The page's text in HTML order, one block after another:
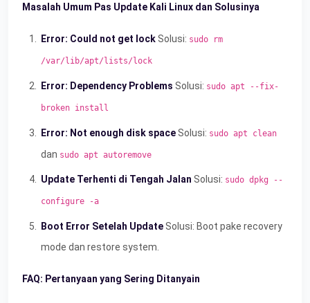
Masalah Umum Pas Update Kali Linux dan Solusinya
Error: Could not get lock Solusi: sudo rm
/var/lib/apt/lists/lock
Error: Dependency Problems Solusi: sudo apt --fix-
broken install
Error: Not enough disk space Solusi: sudo apt clean
dan sudo apt autoremove
Update Terhenti di Tengah Jalan Solusi: sudo dpkg --
configure -a
Boot Error Setelah Update Solusi: Boot pake recovery
mode dan restore system.
FAQ: Pertanyaan yang Sering Ditanyain